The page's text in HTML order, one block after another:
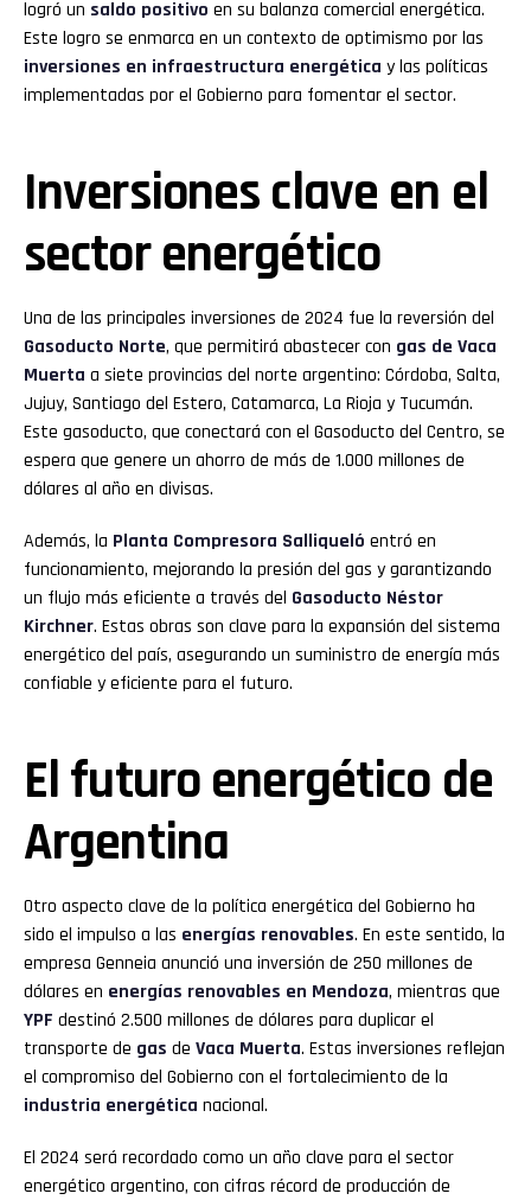
logró un saldo positivo en su balanza comercial energética.
Este logro se enmarca en un contexto de optimismo por las
inversiones en infraestructura energética y las políticas
implementadas por el Gobierno para fomentar el sector.
Inversiones clave en el
sector energético
Una de las principales inversiones de 2024 fue la reversión del
Gasoducto Norte, que permitirá abastecer con gas de Vaca
Muerta a siete provincias del norte argentino: Córdoba, Salta,
Jujuy, Santiago del Estero, Catamarca, La Rioja y Tucumán.
Este gasoducto, que conectará con el Gasoducto del Centro, se
espera que genere un ahorro de más de 1.000 millones de
dólares al año en divisas.
Además, la Planta Compresora Salliqueló entró en
funcionamiento, mejorando la presión del gas y garantizando
un flujo más eficiente a través del Gasoducto Néstor
Kirchner. Estas obras son clave para la expansión del sistema
energético del país, asegurando un suministro de energía más
confiable y eficiente para el futuro.
El futuro energético de
Argentina
Otro aspecto clave de la política energética del Gobierno ha
sido el impulso a las energías renovables. En este sentido, la
empresa Genneia anunció una inversión de 250 millones de
dólares en energías renovables en Mendoza, mientras que
YPF destinó 2.500 millones de dólares para duplicar el
transporte de gas de Vaca Muerta. Estas inversiones reflejan
el compromiso del Gobierno con el fortalecimiento de la
industria energética nacional.
El 2024 será recordado como un año clave para el sector
energético argentino, con cifras récord de producción de